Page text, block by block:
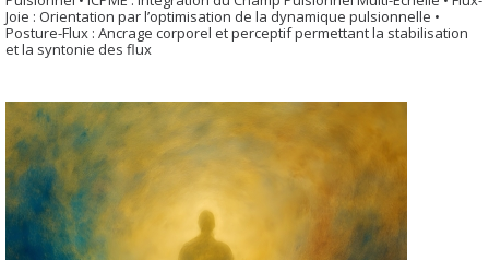
Joie : Orientation par l’optimisation de la dynamique pulsionnelle •
Posture-Flux : Ancrage corporel et perceptif permettant la stabilisation
et la syntonie des flux